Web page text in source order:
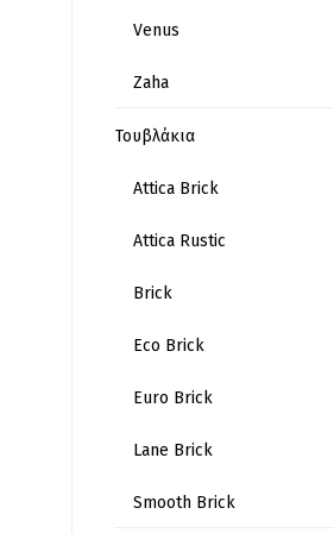
Venus
Zaha
Τουβλάκια
Attica Brick
Attica Rustic
Brick
Eco Brick
Euro Brick
Lane Brick
Smooth Brick